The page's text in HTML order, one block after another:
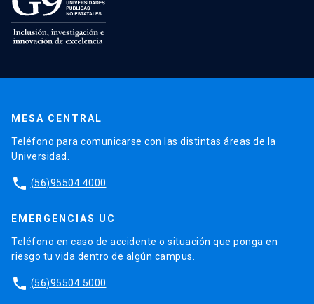
MESA CENTRAL
Teléfono para comunicarse con las distintas áreas de la
Universidad.
phone (56)95504 4000
EMERGENCIAS UC
Teléfono en caso de accidente o situación que ponga en
riesgo tu vida dentro de algún campus.
phone (56)95504 5000